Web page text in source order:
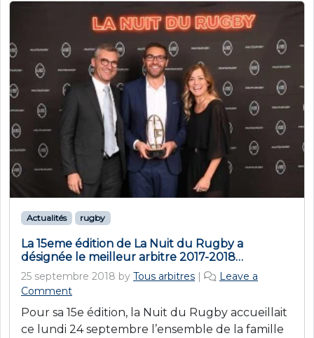
Actualités rugby
La 15eme édition de La Nuit du Rugby a
désignée le meilleur arbitre 2017-2018…
25 septembre 2018 by Tous arbitres |
Leave a
Comment
Pour sa 15e édition, la Nuit du Rugby accueillait
ce lundi 24 septembre l’ensemble de la famille